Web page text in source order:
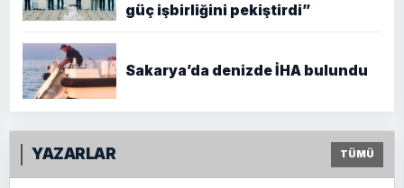
güç işbirliğini pekiştirdi”
Sakarya’da denizde İHA bulundu
YAZARLAR TÜMÜ